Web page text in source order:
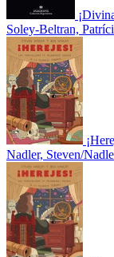
Soley-Beltran,
Nadler, Steven/